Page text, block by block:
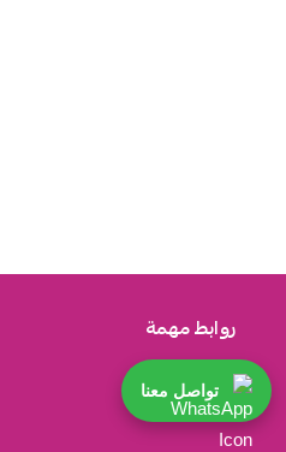
روابط مهمة
تواصل معنا